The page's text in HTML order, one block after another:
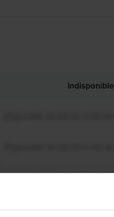
Indisponible
Disponible de 00:00 à 00:00